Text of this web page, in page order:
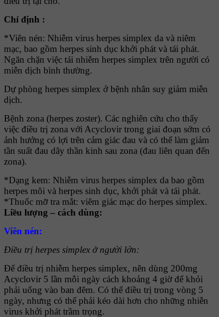
Chỉ định :
*Viên nén: Nhiễm virus herpes simplex da và niêm
mạc, bao gồm herpes sinh dục khởi phát và tái phát.
Ngăn chặn việc tái nhiễm herpes simplex trên người có
miễn dịch bình thường.
Dự phòng herpes simplex ở bệnh nhân suy giảm miễn
dịch.
Bệnh zona (herpes zoster). Các nghiên cứu cho thấy
việc điều trị zona với Acyclovir trong giai đoạn sớm có
ảnh hưởng có lợi trên cảm giác đau và có thể làm giảm
tần suất đau dây thần kinh sau zona (đau liên quan đến
zona).
*Dạng kem: Nhiễm virus herpes simplex da bao gồm
herpes môi và herpes sinh dục, khởi phát và tái phát.
*Thuốc mỡ tra mắt: viêm giác mạc do herpes simplex.
Liều lượng – cách dùng:
Viên nén:
Ðiều trị herpes simplex ở người lớn:
Để điều trị nhiễm herpes simplex, nên dùng 200mg
Acyclovir 5 lần mỗi ngày cách khoảng 4 giờ để khỏi
phải uống vào ban đêm. Có thể điều trị trong vòng 5
ngày, nhưng có thể phải kéo dài hơn cho những nhiễn
virus khởi phát trầm trọng.